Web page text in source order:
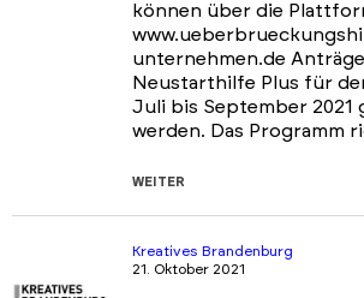
können über die
unternehmen.de
Neustarthilfe Plus für
Juli bis September 2021
werden. Das Programm
WEITER
Kreatives Brandenburg
21. Oktober 2021